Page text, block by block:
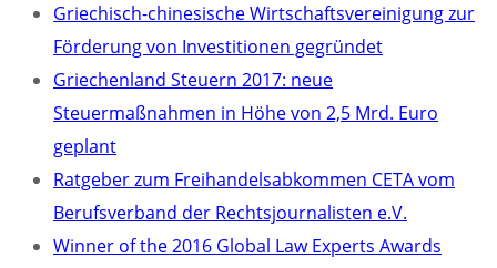
Griechisch-chinesische Wirtschaftsvereinigung zur
Förderung von Investitionen gegründet
Griechenland Steuern 2017: neue
Steuermaßnahmen in Höhe von 2,5 Mrd. Euro
geplant
Ratgeber zum Freihandelsabkommen CETA vom
Berufsverband der Rechtsjournalisten e.V.
Winner of the 2016 Global Law Experts Awards